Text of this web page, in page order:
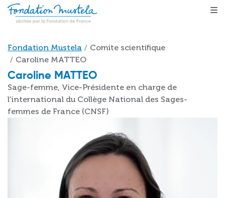
Aller au contenu principal
Fil d'Ariane
Fondation Mustela
Comite scientifique
Caroline MATTEO
Caroline MATTEO
Sage-femme, Vice-Présidente en charge de
l’international du Collège National des Sages-
femmes de France (CNSF)